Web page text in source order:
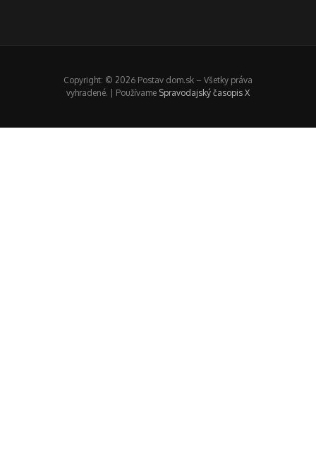
Copyright: © 2026 Postav dom.sk – Všetky práva
vyhradené. | Používame Spravodajský časopis X